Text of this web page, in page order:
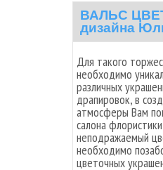
ВАЛЬС
дизайна
Для такого
необходимо
различных
драпировок, в
атмосферы Вам
салона
неподражаемый
необходимо
цветочных